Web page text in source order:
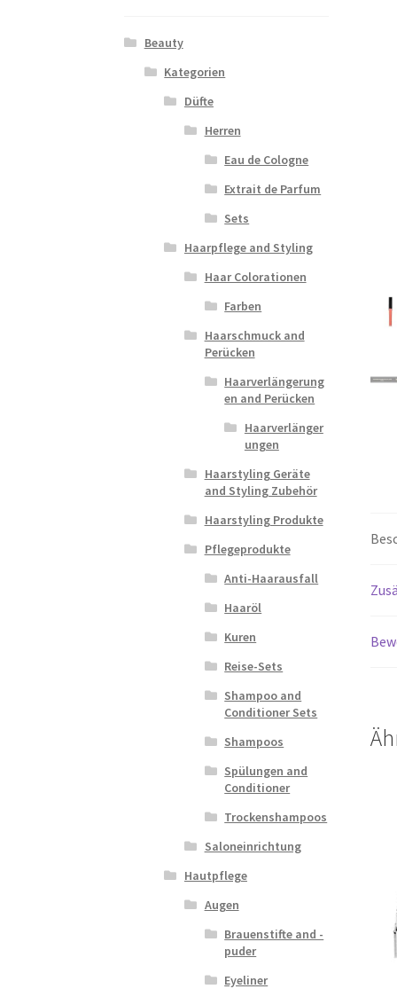
Beauty
Kategorien
Düfte
Herren
Eau de Cologne
Extrait de Parfum
Sets
Haarpflege and Styling
Haar Colorationen
Farben
Haarschmuck and
Perücken
Haarverlängerung
en and Perücken
Haarverlänger
ungen
Haarstyling Geräte
and Styling Zubehör
Haarstyling Produkte
Pflegeprodukte
Anti-Haarausfall
Haaröl
Kuren
Reise-Sets
Shampoo and
Conditioner Sets
Shampoos
Spülungen and
Conditioner
Trockenshampoos
Saloneinrichtung
Hautpflege
Augen
Brauenstifte and -
puder
Eyeliner